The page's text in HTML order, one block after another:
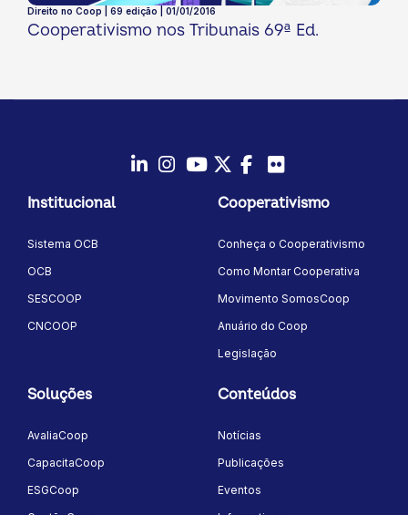
Direito no Coop | 69 edição | 01/01/2016
Cooperativismo nos Tribunais 69ª Ed.
Instagram
YoutubeTwitter/X
Facebook
Institucional
Sistema OCB
OCB
SESCOOP
CNCOOP
Cooperativismo
Conheça o Cooperativismo
Como Montar Cooperativa
Movimento SomosCoop
Anuário do Coop
Legislação
Soluções
AvaliaCoop
CapacitaCoop
ESGCoop
Conteúdos
Notícias
Publicações
Eventos